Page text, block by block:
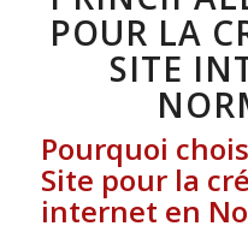
POUR LA
SITE
Pourquoi
Site pour la
internet en